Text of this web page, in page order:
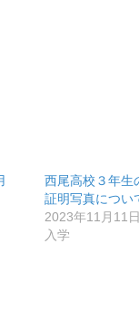
西尾高校３年生
証明写真につい
2023年11月11日
入学